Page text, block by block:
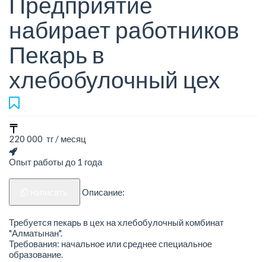
набирает работников
Пекарь в
хлебобулочный цех
220 000 тг / месяц
Опыт работы до 1 года
Описание:
Требуется пекарь в цех на хлебобулочный комбинат
"Алматынан".
Требования: начальное или среднее специальное
образование.